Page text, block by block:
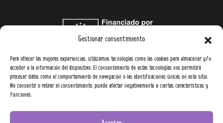
Gestionar consentimiento
Para ofrecer las mejores experiencias, utilizamos tecnologías como las cookies para almacenar y/o
acceder a la información del dispositivo. El consentimiento de estas tecnologías nos permitirá
procesar datos como el comportamiento de navegación o las identificaciones únicas en este sitio.
No consentir o retirar el consentimiento, puede afectar negativamente a ciertas características y
funciones.